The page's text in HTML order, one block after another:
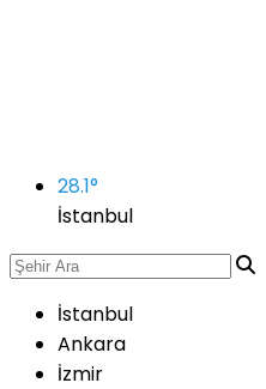
28.1°
İstanbul
İstanbul
Ankara
İzmir